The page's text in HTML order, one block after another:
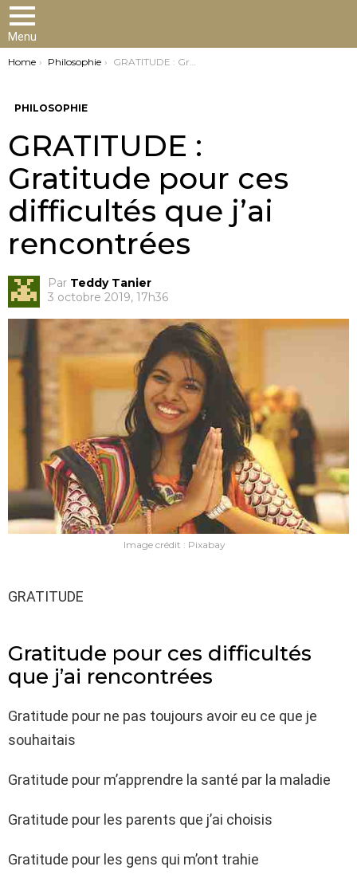
Menu
You are here:
Home Philosophie GRATITUDE : Gratitude pour ces difficultés que j’ai rencontrées
PHILOSOPHIE
GRATITUDE :
Gratitude pour ces
difficultés que j’ai
rencontrées
Par Teddy Tanier
3 octobre 2019, 17h36
Image crédit : Pixabay
GRATITUDE
Gratitude pour ces difficultés
que j’ai rencontrées
Gratitude pour ne pas toujours avoir eu ce que je
souhaitais
Gratitude pour m’apprendre la santé par la maladie
Gratitude pour les parents que j’ai choisis
Gratitude pour les gens qui m’ont trahie